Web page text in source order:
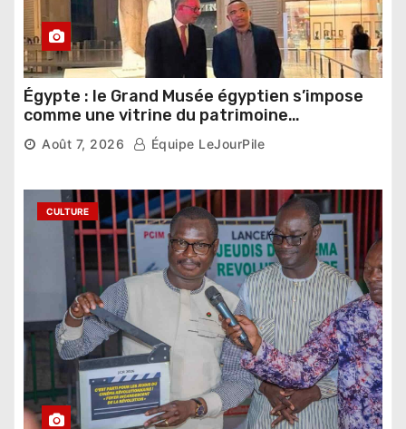
Égypte : le Grand Musée égyptien s’impose
comme une vitrine du patrimoine
pharaonique auprès des dirigeants
étrangers
Août 7, 2026 Équipe LeJourPile
CULTURE